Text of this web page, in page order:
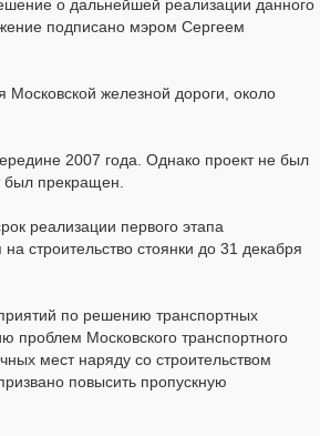
о дальнейшей реализации данного
подписано мэром Сергеем
Московской железной дороги, около
2007 года. Однако проект не был
был прекращен.
реализации первого этапа
строительство стоянки до 31 декабря
по решению транспортных
Московского транспортного
мест наряду со строительством
повысить пропускную